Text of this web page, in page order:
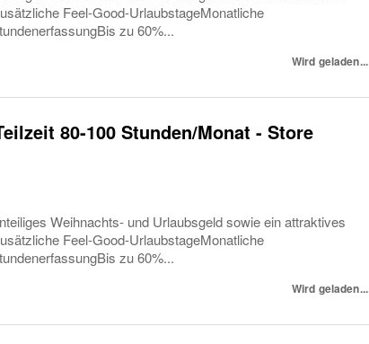
Feel-Good-UrlaubstageMonatliche
zu 60%...
Wird geladen...
80-100 Stunden/Monat - Store
Weihnachts- und Urlaubsgeld sowie ein attraktives
Feel-Good-UrlaubstageMonatliche
zu 60%...
Wird geladen...